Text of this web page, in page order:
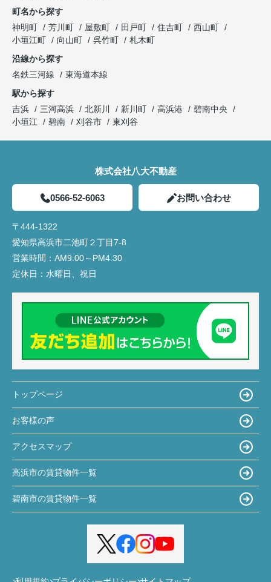
町名から探す
神明町
芳川町 屋敷町 田戸町 住吉町
西山町
小垣江町
向山町 呉竹町
札木町
沿線から探す
名鉄三河線
東海道本線
駅から探す
吉浜
三河高浜 北新川 新川町 高浜港
碧南中央
小垣江
碧南 刈谷市 東刈谷
株式会社八大不動産
0566-52-6063 お問い合わせ
〒444-1322
愛知県高浜市二池町２丁目7-8
営業時間： AM9:00～PM4:30
定休日： 水曜日、祝日
トップページ
お客様の声
アクセスマップ
高浜市の賃貸物件一覧
碧南市の賃貸物件一覧